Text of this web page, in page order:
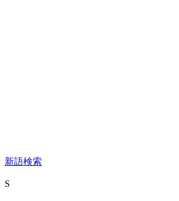
新語検索
S